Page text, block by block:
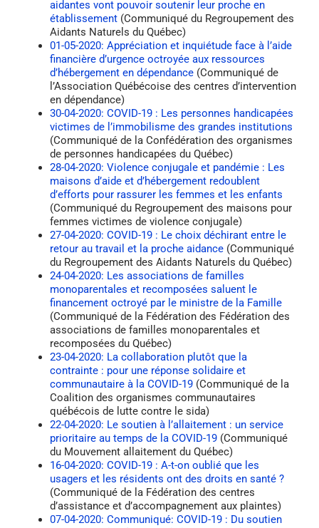
aidantes vont pouvoir soutenir leur proche en
établissement (Communiqué du Regroupement des
Aidants Naturels du Québec)
01-05-2020: Appréciation et inquiétude face à l’aide
financière d’urgence octroyée aux ressources
d’hébergement en dépendance (Communiqué de
l’Association Québécoise des centres d’intervention
en dépendance)
30-04-2020: COVID-19 : Les personnes handicapées
victimes de l’immobilisme des grandes institutions
(Communiqué de la Confédération des organismes
de personnes handicapées du Québec)
28-04-2020: Violence conjugale et pandémie : Les
maisons d’aide et d’hébergement redoublent
d’efforts pour rassurer les femmes et les enfants
(Communiqué du Regroupement des maisons pour
femmes victimes de violence conjugale)
27-04-2020: COVID-19 : Le choix déchirant entre le
retour au travail et la proche aidance (Communiqué
du Regroupement des Aidants Naturels du Québec)
24-04-2020: Les associations de familles
monoparentales et recomposées saluent le
financement octroyé par le ministre de la Famille
(Communiqué de la Fédération des Fédération des
associations de familles monoparentales et
recomposées du Québec)
23-04-2020: La collaboration plutôt que la
contrainte : pour une réponse solidaire et
communautaire à la COVID-19 (Communiqué de la
Coalition des organismes communautaires
québécois de lutte contre le sida)
22-04-2020: Le soutien à l’allaitement : un service
prioritaire au temps de la COVID-19 (Communiqué
du Mouvement allaitement du Québec)
16-04-2020: COVID-19 : A-t-on oublié que les
usagers et les résidents ont des droits en santé ?
(Communiqué de la Fédération des centres
d’assistance et d’accompagnement aux plaintes)
07-04-2020: Communiqué: COVID-19 : Du soutien